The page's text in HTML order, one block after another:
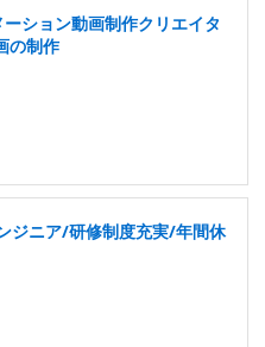
ション動画制作クリエイタ
の制作
ジニア/研修制度充実/年間休